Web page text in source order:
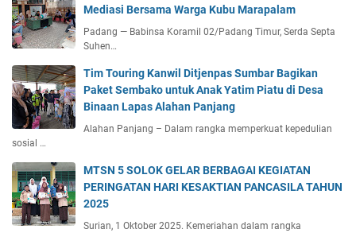
Mediasi Bersama Warga Kubu Marapalam
Padang — Babinsa Koramil 02/Padang Timur, Serda Septa
Suhen…
Tim Touring Kanwil Ditjenpas Sumbar Bagikan
Paket Sembako untuk Anak Yatim Piatu di Desa
Binaan Lapas Alahan Panjang
Alahan Panjang – Dalam rangka memperkuat kepedulian
sosial …
MTSN 5 SOLOK GELAR BERBAGAI KEGIATAN
PERINGATAN HARI KESAKTIAN PANCASILA TAHUN
2025
Surian, 1 Oktober 2025. Kemeriahan dalam rangka